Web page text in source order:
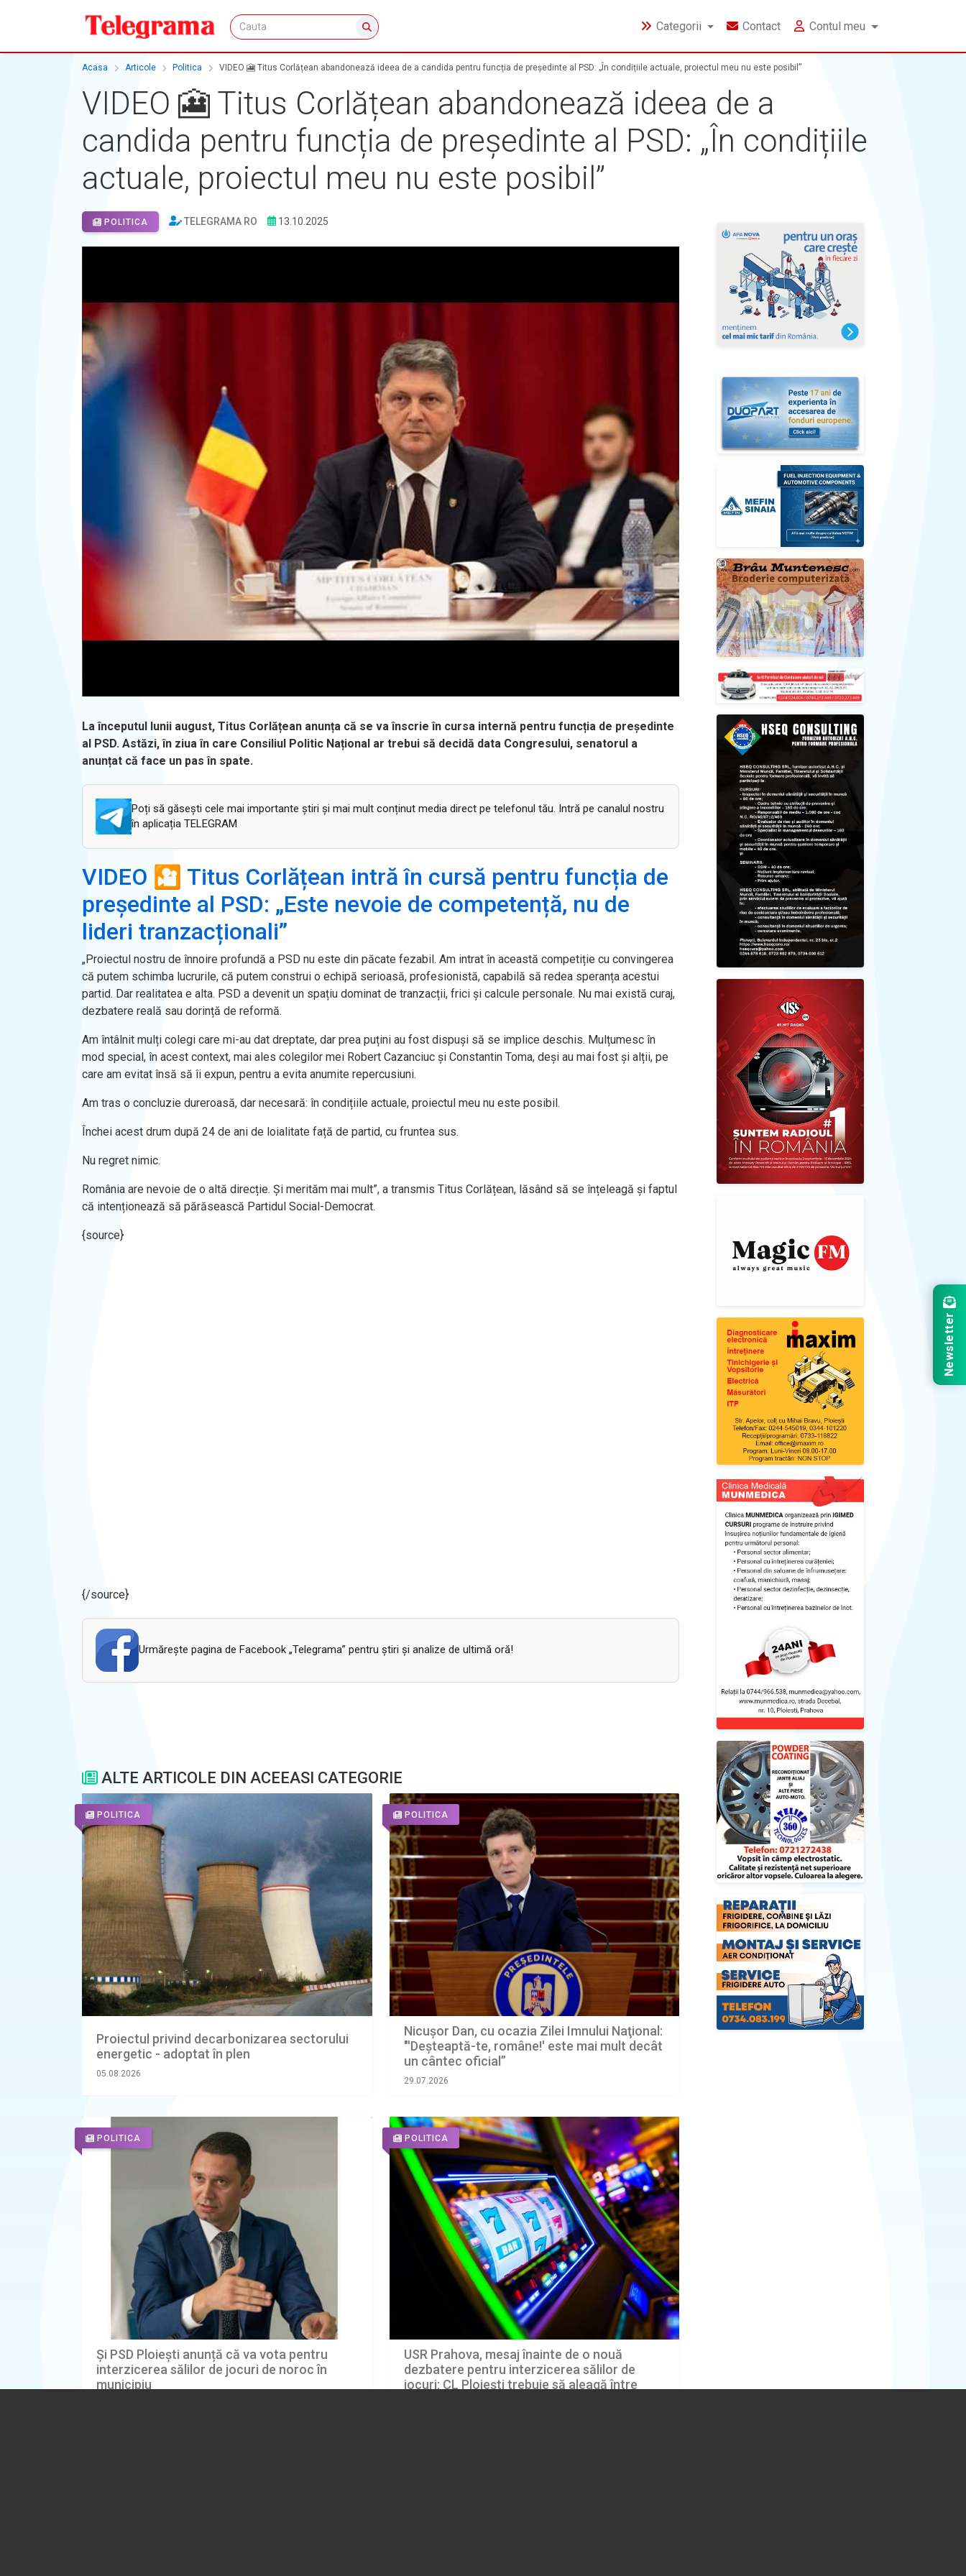
Categorii Contact Contul meu
Acasa Articole Politica VIDEO 🎦 Titus Corlățean abandonează ideea de a candida pentru funcția de președinte al PSD: „În condițiile actuale, proiectul meu nu este posibil”
VIDEO 🎦 Titus Corlățean abandonează ideea de a
candida pentru funcția de președinte al PSD: „În condițiile
actuale, proiectul meu nu este posibil”
POLITICA TELEGRAMA RO 13.10.2025
La începutul lunii august, Titus Corlățean anunța că se va înscrie în cursa internă pentru funcția de președinte
al PSD. Astăzi, în ziua în care Consiliul Politic Național ar trebui să decidă data Congresului, senatorul a
anunțat că face un pas în spate.
Poți să găsești cele mai importante știri și mai mult conținut media direct pe telefonul tău. Intră pe canalul nostru
în aplicația TELEGRAM
VIDEO 🎦 Titus Corlățean intră în cursă pentru funcția de
președinte al PSD: „Este nevoie de competență, nu de
lideri tranzacționali”
„Proiectul nostru de înnoire profundă a PSD nu este din păcate fezabil. Am intrat în această competiție cu convingerea
că putem schimba lucrurile, că putem construi o echipă serioasă, profesionistă, capabilă să redea speranța acestui
partid. Dar realitatea e alta. PSD a devenit un spațiu dominat de tranzacții, frici și calcule personale. Nu mai există curaj,
dezbatere reală sau dorință de reformă.
Am întâlnit mulți colegi care mi-au dat dreptate, dar prea puțini au fost dispuși să se implice deschis. Mulțumesc în
mod special, în acest context, mai ales colegilor mei Robert Cazanciuc și Constantin Toma, deși au mai fost și alții, pe
care am evitat însă să îi expun, pentru a evita anumite repercusiuni.
Am tras o concluzie dureroasă, dar necesară: în condițiile actuale, proiectul meu nu este posibil.
Închei acest drum după 24 de ani de loialitate față de partid, cu fruntea sus.
Nu regret nimic.
România are nevoie de o altă direcție. Și merităm mai mult”, a transmis Titus Corlățean, lăsând să se înțeleagă și faptul
că intenționează să părăsească Partidul Social-Democrat.
{source}
{/source}
Urmăreşte pagina de Facebook „Telegrama” pentru ştiri şi analize de ultimă oră!
ALTE ARTICOLE DIN ACEEASI CATEGORIE
POLITICA
Proiectul privind decarbonizarea sectorului
energetic - adoptat în plen
05.08.2026
POLITICA
Nicușor Dan, cu ocazia Zilei Imnului Naţional:
"'Deşteaptă-te, române!' este mai mult decât
un cântec oficial”
29.07.2026
POLITICA
Și PSD Ploiești anunță că va vota pentru
interzicerea sălilor de jocuri de noroc în
municipiu
POLITICA
USR Prahova, mesaj înainte de o nouă
dezbatere pentru interzicerea sălilor de
jocuri: CL Ploiești trebuie să aleagă între
Newsletter